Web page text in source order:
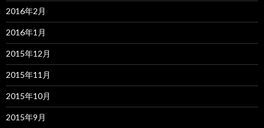
2016年2月
2016年1月
2015年12月
2015年11月
2015年10月
2015年9月